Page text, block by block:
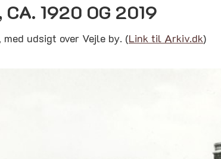
CA. 1920 OG 2019
udsigt over Vejle by. (Link til Arkiv.dk)